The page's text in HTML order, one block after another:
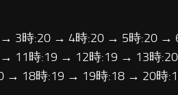
3時:20 → 4時:20 → 5時:20 →
11時:19 → 12時:19 → 13時
→ 18時:19 → 19時:18 → 20時